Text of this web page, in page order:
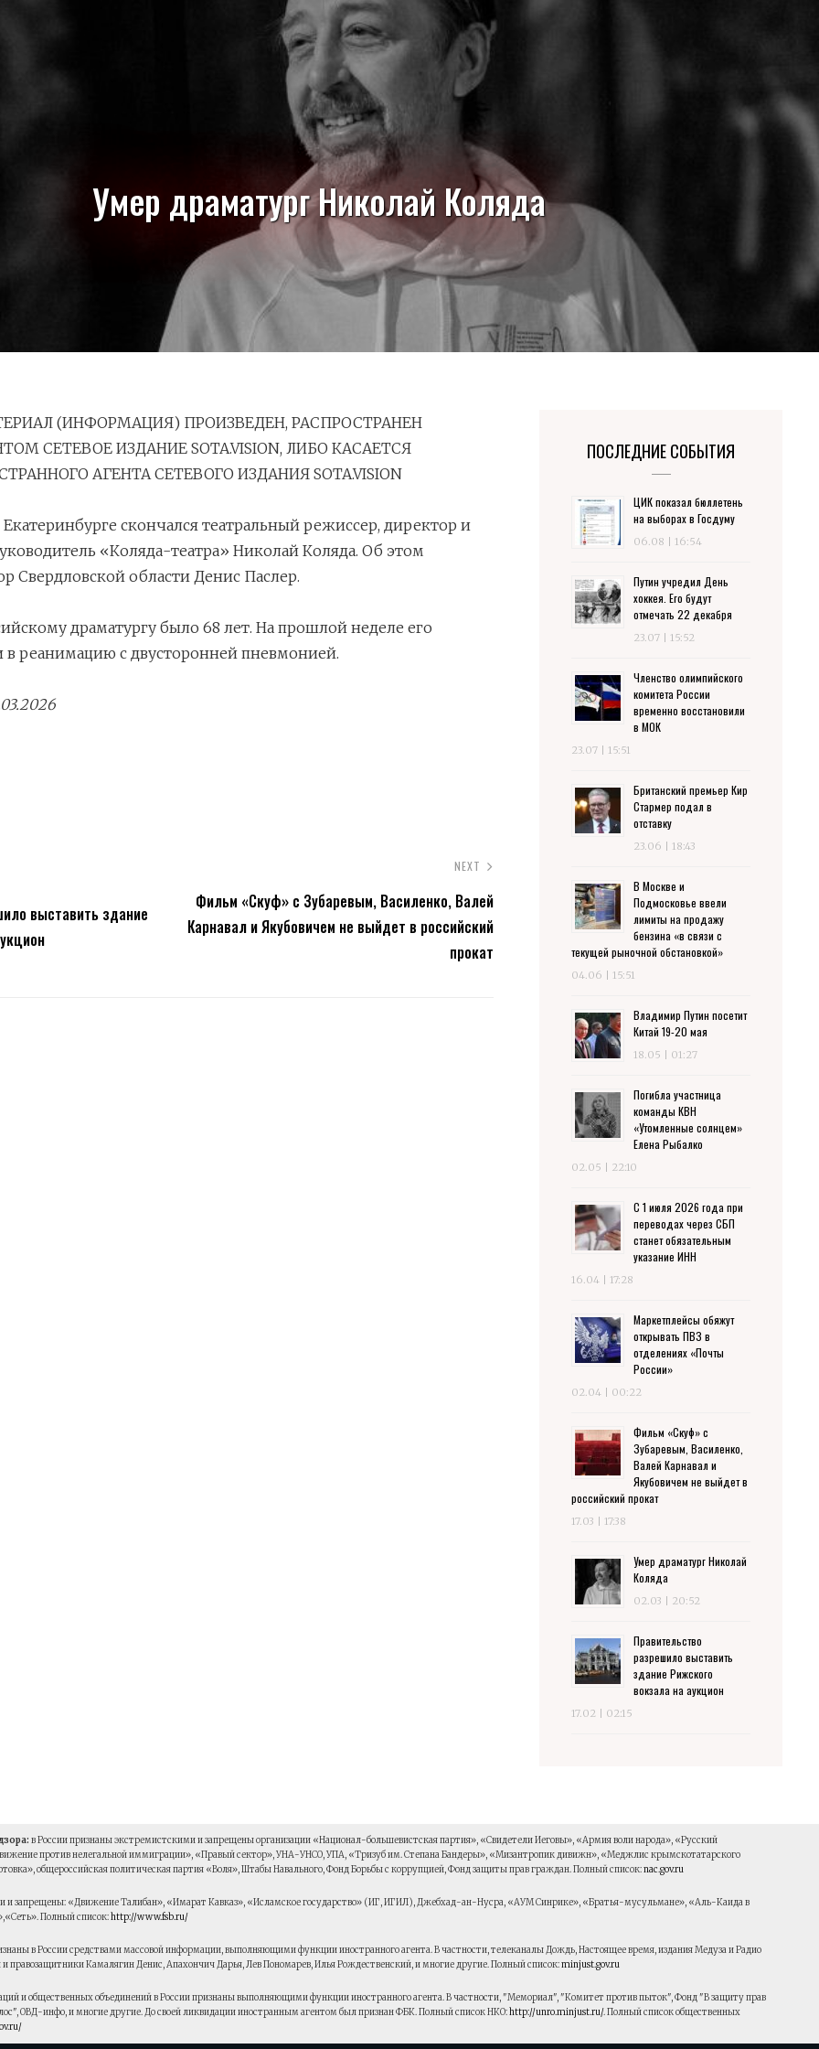
Умер драматург Николай Коляда
(ИНФОРМАЦИЯ) ПРОИЗВЕДЕН, РАСПРОСТРАНЕН
СЕТЕВОЕ ИЗДАНИЕ SOTA.VISION, ЛИБО КАСАЕТСЯ
АГЕНТА СЕТЕВОГО ИЗДАНИЯ SOTA.VISION
скончался театральный режиссер, директор и
«Коляда-театра» Николай Коляда. Об этом
Свердловской области Денис Паслер.
драматургу было 68 лет. На прошлой неделе его
в реанимацию с двусторонней пневмонией.
выставить здание
NEXT
Фильм «Скуф» с Зубаревым, Василенко, Валей
Карнавал и Якубовичем не выйдет в российский
прокат
ПОСЛЕДНИЕ СОБЫТИЯ
ЦИК показал бюллетень
на выборах в Госдуму
06.08 | 16:54
Путин учредил День
хоккея. Его будут
отмечать 22 декабря
23.07 | 15:52
Членство олимпийского
комитета России
временно восстановили
в МОК
23.07 | 15:51
Британский премьер Кир
Стармер подал в
отставку
23.06 | 18:43
В Москве и
Подмосковье ввели
лимиты на продажу
бензина «в связи с
текущей рыночной обстановкой»
04.06 | 15:51
Владимир Путин посетит
Китай 19-20 мая
18.05 | 01:27
Погибла участница
команды КВН
«Утомленные солнцем»
Елена Рыбалко
02.05 | 22:10
С 1 июля 2026 года при
переводах через СБП
станет обязательным
указание ИНН
16.04 | 17:28
Маркетплейсы обяжут
открывать ПВЗ в
отделениях «Почты
России»
02.04 | 00:22
Фильм «Скуф» с
Зубаревым, Василенко,
Валей Карнавал и
Якубовичем не выйдет в
российский прокат
17.03 | 17:38
Умер драматург Николай
Коляда
02.03 | 20:52
Правительство
разрешило выставить
здание Рижского
вокзала на аукцион
17.02 | 02:15
в России признаны экстремистскими и запрещены организации «Национал-большевистская партия», «Свидетели Иеговы», «Армия воли народа», «Русский
против нелегальной иммиграции», «Правый сектор», УНА-УНСО, УПА, «Тризуб им. Степана Бандеры», «Мизантропик дивижн», «Меджлис крымскотатарского
общероссийская политическая партия «Воля», Штабы Навального, Фонд Борьбы с коррупцией, Фонд защиты прав граждан. Полный список:nac.gov.ru
и запрещены: «Движение Талибан», «Имарат Кавказ», «Исламское государство» (ИГ, ИГИЛ), Джебхад-ан-Нусра, «АУМ Синрике», «Братья-мусульмане», «Аль-Каида в
Полный список:http://www.fsb.ru/
в России средствами массовой информации, выполняющими функции иностранного агента. В частности, телеканалы Дождь, Настоящее время, издания Медуза и Радио
правозащитники Камалягин Денис, Апахончич Дарья, Лев Пономарев, Илья Рождественский, и многие другие. Полный список:minjust.gov.ru
и общественных объединений в России признаны выполняющими функции иностранного агента. В частности, "Мемориал", "Комитет против пыток", Фонд "В защиту прав
ОВД-инфо, и многие другие. До своей ликвидации иностранным агентом был признан ФБК. Полный список НКО:http://unro.minjust.ru/. Полный список общественных